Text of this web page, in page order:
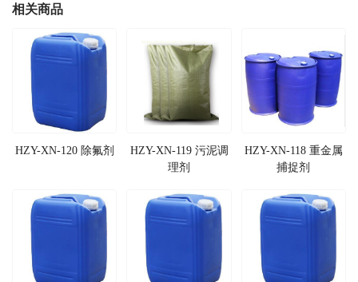
相关商品
HZY-XN-120 除氟剂
HZY-XN-119 污泥调
理剂
HZY-XN-118 重金属
捕捉剂